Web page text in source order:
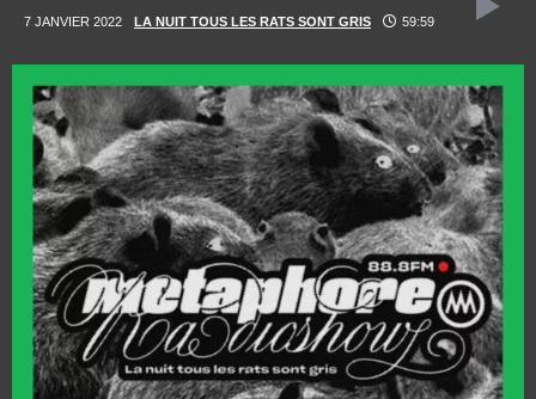
7 JANVIER 2022 LA NUIT TOUS LES RATS SONT GRIS 59:59